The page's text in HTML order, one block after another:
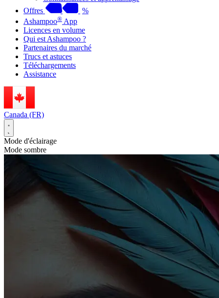
Offres
%
Ashampoo® App
Licences en volume
Qui est Ashampoo ?
Partenaires du marché
Trucs et astuces
Téléchargements
Assistance
Canada (FR)
Mode d'éclairage
Mode sombre